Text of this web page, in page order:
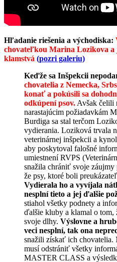
Hľadanie riešenia a východiska:
chovateľkou Marina Lozikova a
klamstvá (pozri galeriu)
Keďže sa Inšpekcii
chovatelia z Nemecka,
konať a pokúsili sa
odkúpení psov. Avšak čelili
narastajúcim požiadavkám
Burdiga sa stal terčom
vydierania. Loziková trvala
veterinárnej inšpekcii a
aby poskytoval falošné
umiestnení RVPS
snažila chrániť svoje
že psy, ktoré boli
Vydierala ho a vyvíjala
nesplní tieto a jej ďalšie
stiahol všetky podnety a
ďalšie kluby a klamal o
svoje dlhy. Výslovne a
veci nesplní, tak ona
snažili získať ich chovatelia.
musí odstrániť všetky
MASTER CLASS a